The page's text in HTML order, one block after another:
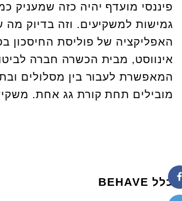
פיננסי מועדף יהיה כזה שמעניק
גמישות למשקיעים. וזה בדיוק מה
האפליקציה של פוליסת החיסכון
אינווסט, מבית הכשרה חברה
המאפשרת לעבור בין מסלולים
מובילים תחת קורת גג אחת.
כלל BEHAVE